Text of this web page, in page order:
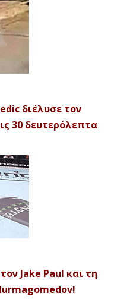
διέλυσε τον
30 δευτερόλεπτα
Jake Paul και τη